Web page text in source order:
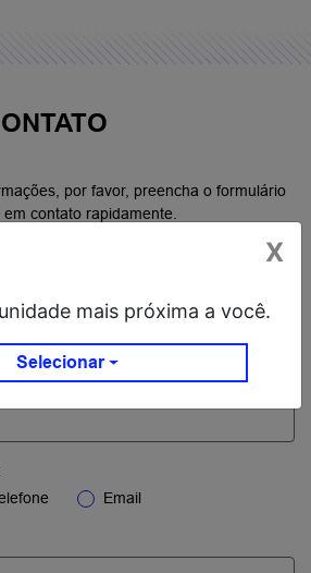
por favor, preencha o formulário
contato rapidamente.
Email
X
mais próxima a você.
Selecionar